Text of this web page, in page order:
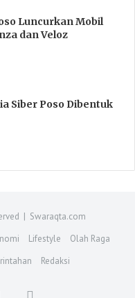
Luncurkan Mobil
dan Veloz
Siber Poso Dibentuk
| Swaraqta.com
Lifestyle
Olah Raga
Redaksi